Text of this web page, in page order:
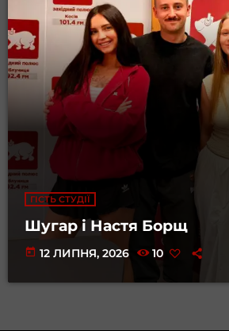
ГІСТЬ СТУДІЇ
Шугар і Настя Борщ
today 12 ЛИПНЯ, 2026 10